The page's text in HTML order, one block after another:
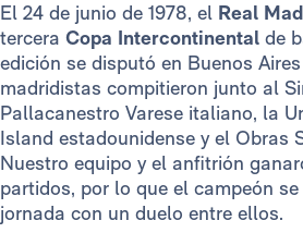
El 24 de junio de 1978, el Real
tercera Copa Intercontinental de
edición se disputó en Buenos
madridistas compitieron junto al
Pallacanestro Varese italiano, la
Island estadounidense y el Obras
Nuestro equipo y el anfitrión
partidos, por lo que el campeón
jornada con un duelo entre ellos.